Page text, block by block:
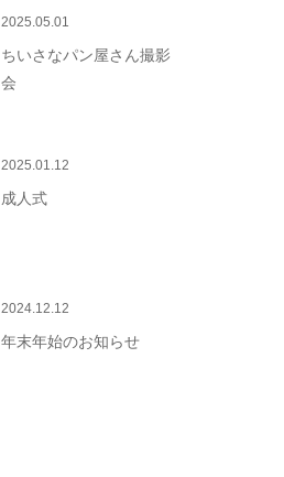
2025.05.01
ちいさなパン屋さん撮影
会
2025.01.12
成人式
2024.12.12
年末年始のお知らせ